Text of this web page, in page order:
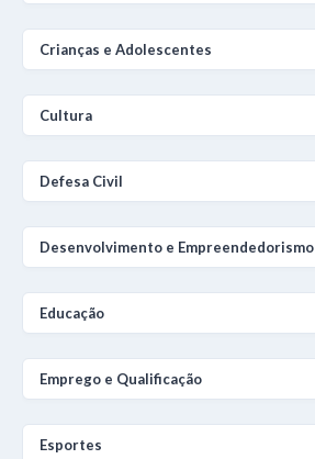
Crianças e Adolescentes
Cultura
Defesa Civil
Desenvolvimento e Empreendedorismo
Educação
Emprego e Qualificação
Esportes